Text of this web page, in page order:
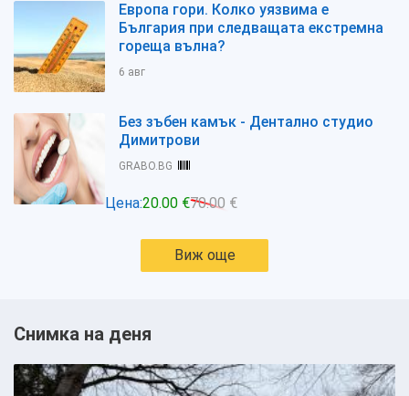
Европа гори. Колко уязвима е
България при следващата екстремна
гореща вълна?
6 авг
Без зъбен камък - Дентално студио
Димитрови
GRABO.BG
Цена:20.00 €70.00 €
Виж още
Снимка на деня